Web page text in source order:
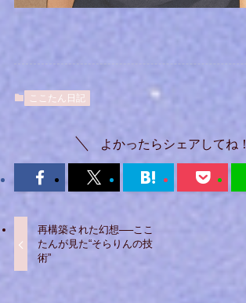
ここたん日記
よかったらシェアしてね！
再構築された幻想──ここ
たんが見た“そらりんの技
術”